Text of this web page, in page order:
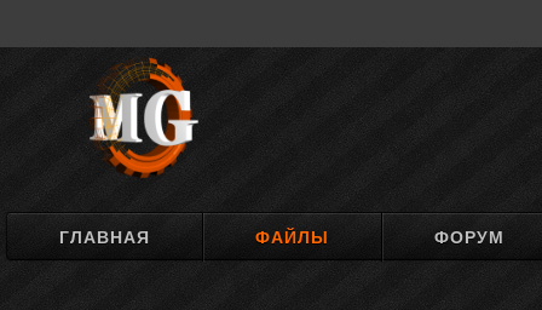
ГЛАВНАЯ ФАЙЛЫ ФОРУМ